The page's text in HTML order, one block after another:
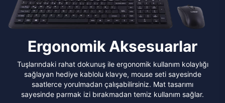
Ergonomik Aksesuarlar
Tuşlarındaki rahat dokunuş ile ergonomik kullanım kolaylığı
sağlayan hediye kablolu klavye, mouse seti sayesinde
saatlerce yorulmadan çalışabilirsiniz. Mat tasarımı
sayesinde parmak izi bırakmadan temiz kullanım sağlar.